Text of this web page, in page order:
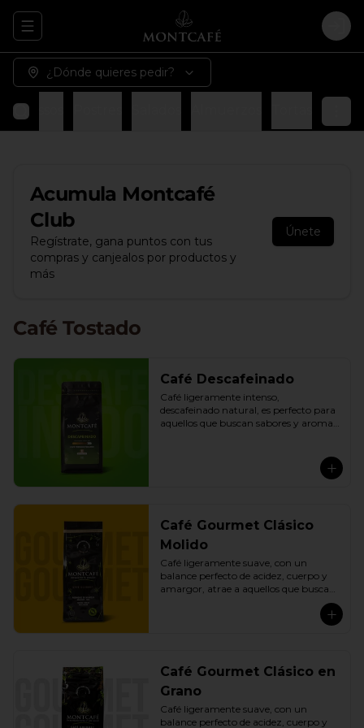
Abrir menu de navegación
¿Dónde quieres pedir?
Espressos
Acumula Montcafé
Club
Regístrate, gana puntos con tus
compras y canjealos por productos y
más
Únete
Café Tostado
Café Descafeinado
Café ligeramente intenso,
descafeinado natural, es perfecto para
aquellos que buscan sabores y aromas
de alta calidad para aquellos que
desean disfrutar de una taza de café
sin comprometer el sabor.
Café Gourmet Clásico
Molido
Café ligeramente suave, con un
balance perfecto de acidez, cuerpo y
amargor, atrae a aquellos que buscan
sabores más completos y prefieren los
cafés ligeramente más dulces o menos
chocolate. Preparado exclusivamente
con cafés arábicos peruanos de
especialidad, calificados por encima de
los 83 puntos y tostados con precisión
para resaltar sus características
Café Gourmet Clásico en
Grano
Café ligeramente suave, con un
balance perfecto de acidez, cuerpo y